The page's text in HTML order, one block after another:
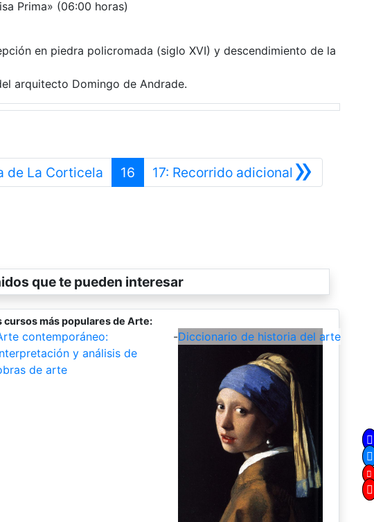
Prima» (06:00 horas)
en piedra policromada (siglo XVI) y descendimiento de la
arquitecto Domingo de Andrade.
de La Corticela Anterior
16 »
17: Recorrido adicional Siguiente
que te pueden interesar
cursos más populares de Arte:
contemporáneo:
y análisis de
de arte
-Diccionario de historia del arte